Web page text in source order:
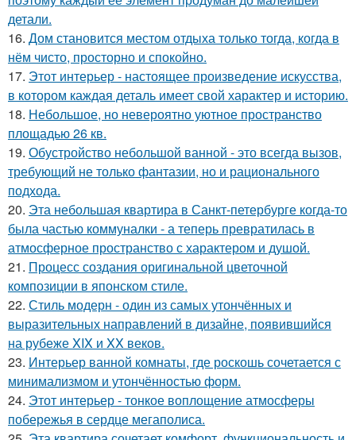
детали.
16. Дом становится местом отдыха только тогда, когда в
нём чисто, просторно и спокойно.
17. Этот интерьер - настоящее произведение искусства,
в котором каждая деталь имеет свой характер и историю.
18. Небольшое, но невероятно уютное пространство
площадью 26 кв.
19. Обустройство небольшой ванной - это всегда вызов,
требующий не только фантазии, но и рационального
подхода.
20. Эта небольшая квартира в Санкт-петербурге когда-то
была частью коммуналки - а теперь превратилась в
атмосферное пространство с характером и душой.
21. Процесс создания оригинальной цветочной
композиции в японском стиле.
22. Стиль модерн - один из самых утончённых и
выразительных направлений в дизайне, появившийся
на рубеже XIX и XX веков.
23. Интерьер ванной комнаты, где роскошь сочетается с
минимализмом и утончённостью форм.
24. Этот интерьер - тонкое воплощение атмосферы
побережья в сердце мегаполиса.